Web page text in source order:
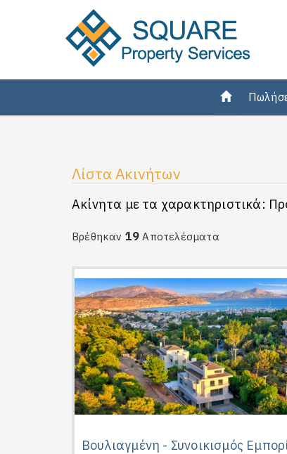
Λίστα Ακινήτων
Ακίνητα με τα χαρακτηριστικά:
Βρέθηκαν 19 Αποτελέσματα
Βουλιαγμένη - Συνοικισμός